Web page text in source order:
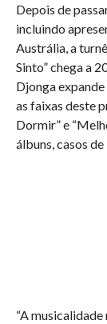
Depois de
incluindo
Austrália, a
Sinto” chega a
Djonga
as faixas deste
Dormir” e
álbuns, casos de
“A